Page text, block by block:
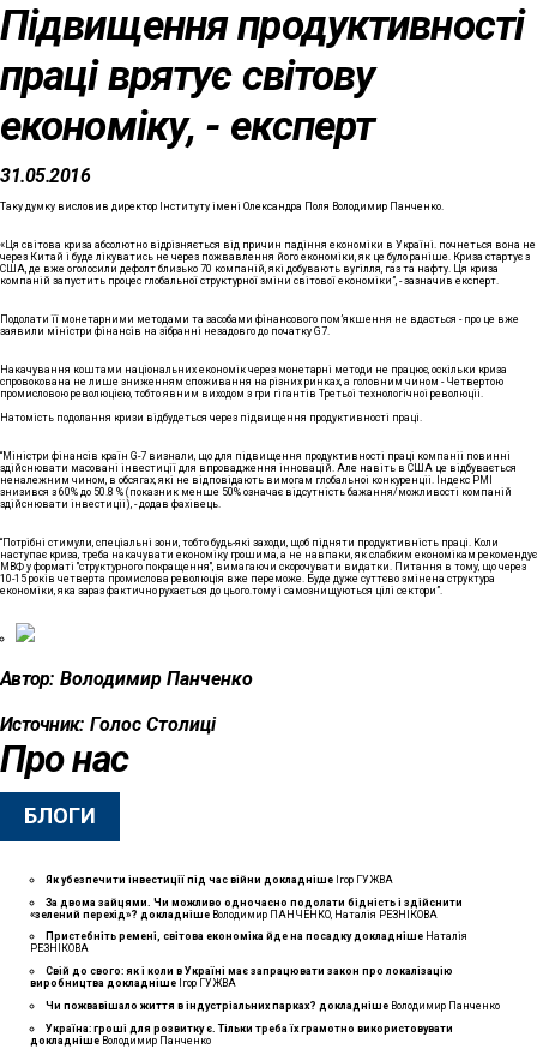
Підвищення продуктивності
праці врятує світову
економіку, - експерт
31.05.2016
Таку думку висловив директор Інституту імені Олександра Поля Володимир Панченко.
«Ця світова криза абсолютно відрізняється від причин падіння економіки в Україні. почнеться вона не
через Китай і буде лікуватись не через пожвавлення його економіки, як це було раніше. Криза стартує з
США, де вже оголосили дефолт близько 70 компаній, які добувають вугілля, газ та нафту. Ця криза
компаній запустить процес глобальної структурної зміни світової економіки”, - зазначив експерт.
Подолати її монетарними методами та засобами фінансового пом’якшення не вдасться - про це вже
заявили міністри фінансів на зібранні незадовго до початку G7.
Накачування коштами національних економік через монетарні методи не працює, оскільки криза
спровокована не лише зниженням споживання на різних ринках, а головним чином - Четвертою
промисловою революцією, тобто явним виходом з гри гігантів Третьоі технологічноі революціі.
Натомість подолання кризи відбудеться через підвищення продуктивності праці.
“Міністри фінансів країн G-7 визнали, що для підвищення продуктивності праці компаніі повинні
здійснювати масовані інвестиції для впровадження інновацій. Але навіть в США це відбувається
неналежним чином, в обсягах, які не відповідають вимогам глобальноі конкуренціі. Індекс РМІ
знизився з 60% до 50.8 % (показник менше 50% означає відсутність бажання/можливості компаній
здійснювати інвестиціі), - додав фахівець.
“Потрібні стимули, спеціальні зони, тобто будь-які заходи, щоб підняти продуктивність праці. Коли
наступає криза, треба накачувати економіку грошима, а не навпаки, як слабким економікам рекомендує
МВФ у форматі "структурного покращення", вимагаючи скорочувати видатки. Питання в тому, що через
10-15 років четверта промислова революція вже переможе. Буде дуже суттєво змінена структура
економіки, яка зараз фактично рухається до цього.тому і самознищуються цілі сектори”.
Автор: Володимир Панченко
Источник: Голос Столиці
Про нас
БЛОГИ
Як убезпечити інвестиції під час війни докладнiше Ігор ГУЖВА
За двома зайцями. Чи можливо одночасно подолати бідність і здійснити
«зелений перехід»? докладнiше Володимир ПАНЧЕНКО, Наталія РЕЗНІКОВА
Пристебніть ремені, світова економіка йде на посадкудокладнiше Наталія
РЕЗНІКОВА
Свій до свого: як і коли в Україні має запрацювати закон про локалізацію
виробництва докладнiше Ігор ГУЖВА
Чи пожвавішало життя в індустріальних парках? докладнiше Володимир Панченко
Україна: гроші для розвитку є. Тільки треба їх грамотно використовувати
докладнiше Володимир Панченко